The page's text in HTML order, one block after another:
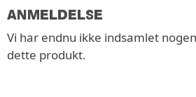
ANMELDELSE
Vi har endnu ikke indsamlet
dette produkt.